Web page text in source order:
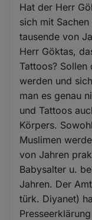
Hat der Herr
sich mit
tausende von
Herr Göktas,
Tattoos?
werden und
man es genau
und Tattoos
Körpers.
Muslimen
von Jahren
Babysalter u.
Jahren. Der
türk. Diyanet)